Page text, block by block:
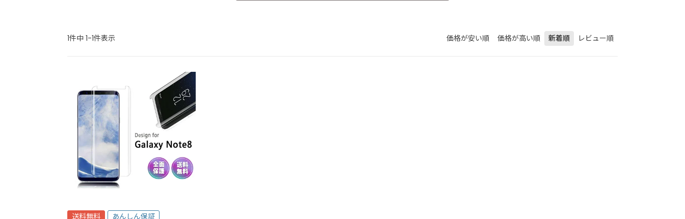
価格が安い順 価格が高い順 新着順 レビュー順
1件中 1-1件表示
送料無料
あんしん保証